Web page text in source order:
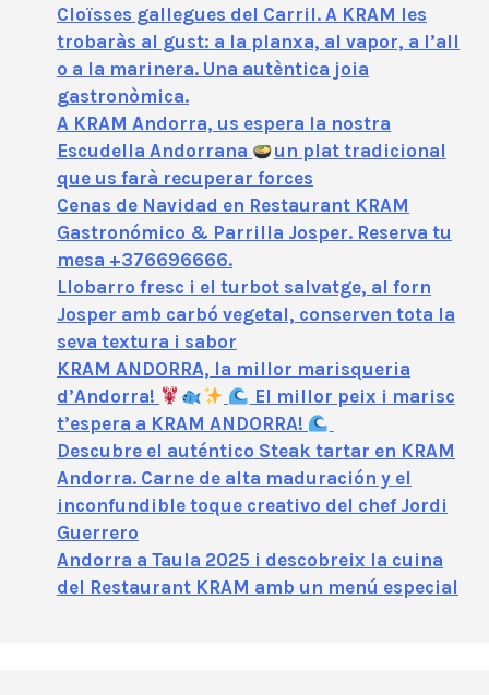
Cloïsses gallegues del Carril. A KRAM les
trobaràs al gust: a la planxa, al vapor, a l’all
o a la marinera. Una autèntica joia
gastronòmica.
A KRAM Andorra, us espera la nostra
Escudella Andorrana
un plat tradicional
que us farà recuperar forces
Cenas de Navidad en Restaurant KRAM
Gastronómico & Parrilla Josper. Reserva tu
mesa +376696666.
Llobarro fresc i el turbot salvatge, al forn
Josper amb carbó vegetal, conserven tota la
seva textura i sabor
KRAM ANDORRA, la millor marisqueria
d’Andorra!
El millor peix i marisc
t’espera a KRAM ANDORRA!
Descubre el auténtico Steak tartar en KRAM
Andorra. Carne de alta maduración y el
inconfundible toque creativo del chef Jordi
Guerrero
Andorra a Taula 2025 i descobreix la cuina
del Restaurant KRAM amb un menú especial